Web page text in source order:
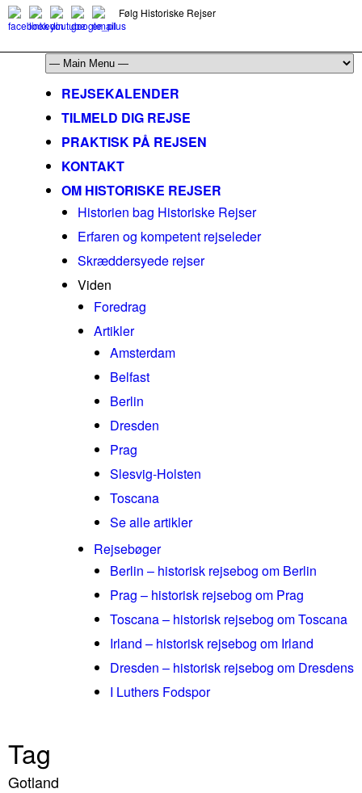
Følg Historiske Rejser
REJSEKALENDER
TILMELD DIG REJSE
PRAKTISK PÅ REJSEN
KONTAKT
OM HISTORISKE REJSER
Historien bag Historiske Rejser
Erfaren og kompetent rejseleder
Skræddersyede rejser
Viden
Foredrag
Artikler
Amsterdam
Belfast
Berlin
Dresden
Prag
Slesvig-Holsten
Toscana
Se alle artikler
Rejsebøger
Berlin – historisk rejsebog om Berlin
Prag – historisk rejsebog om Prag
Toscana – historisk rejsebog om Toscana
Irland – historisk rejsebog om Irland
Dresden – historisk rejsebog om Dresdens
I Luthers Fodspor
Tag
Gotland